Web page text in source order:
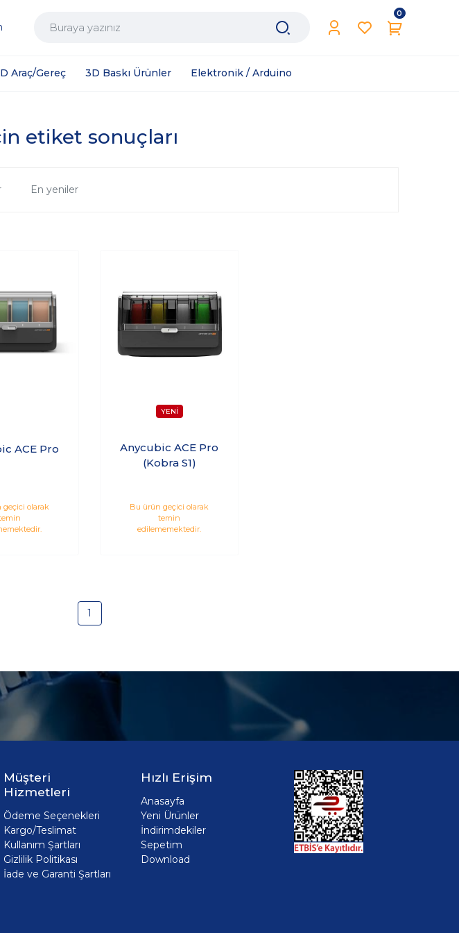
0
Araç/Gereç 3D Baskı Ürünler Elektronik / Arduino
etiket sonuçları
En yeniler
ACE Pro
geçici olarak
Anycubic ACE Pro
(Kobra S1)
Bu ürün geçici olarak
temin
edilememektedir.
1
Müşteri
Hizmetleri
Ödeme Seçenekleri
Kargo/Teslimat
Kullanım Şartları
Gizlilik Politikası
İade ve Garanti Şartları
Hızlı Erişim
Anasayfa
Yeni Ürünler
İndirimdekiler
Sepetim
Download